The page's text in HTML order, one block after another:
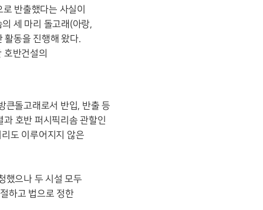
반출했다는 사실이
세 마리 돌고래(아랑,
활동을 진행해 왔다.
반건설의
큰돌고래로서 반입, 반출 등
호반 퍼시픽리솜 관할인
도 이루어지지 않은
했으나 두 시설 모두
하고 법으로 정한